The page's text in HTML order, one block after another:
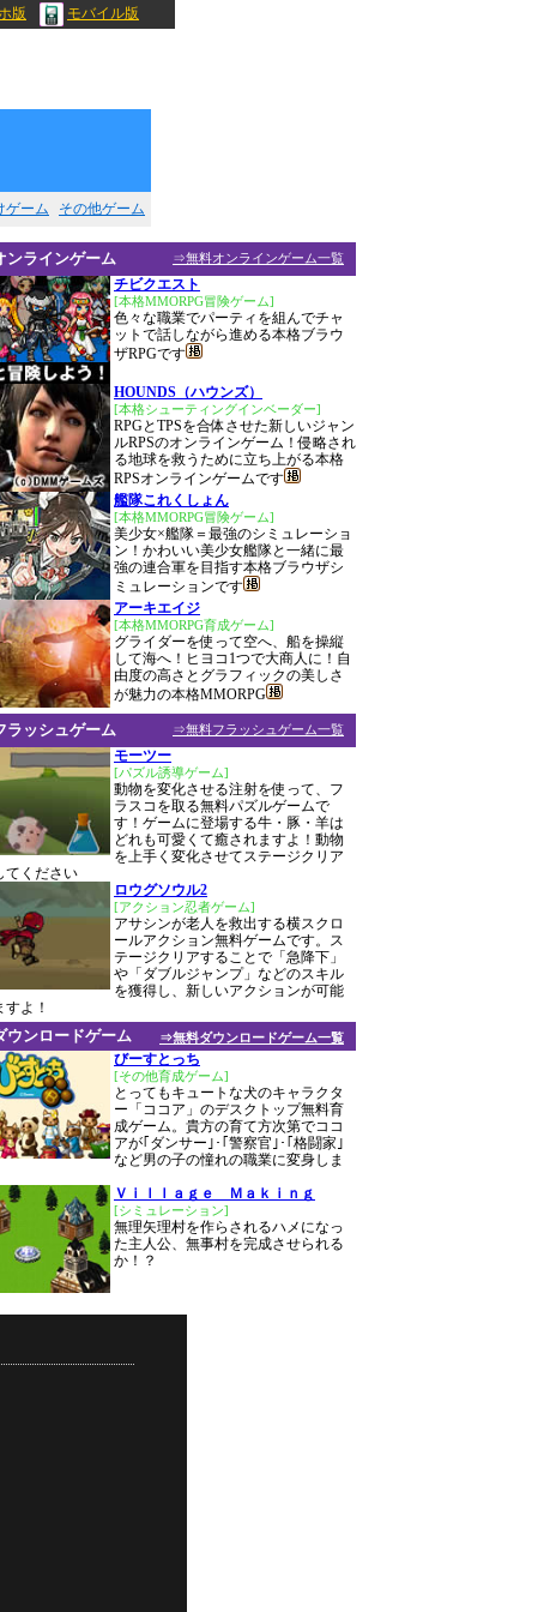
版 モバイル版
ゲーム その他ゲーム
⇒無料オンラインゲーム一覧
ンラインゲーム
チビクエスト
[本格MMORPG冒険ゲーム]
色々な職業でパーティを組んでチャ
ットで話しながら進める本格ブラウ
ザRPGです
HOUNDS（ハウンズ）
[本格シューティングインベーダー]
RPGとTPSを合体させた新しいジャン
ルRPSのオンラインゲーム！侵略され
る地球を救うために立ち上がる本格
RPSオンラインゲームです
艦隊これくしょん
[本格MMORPG冒険ゲーム]
美少女×艦隊＝最強のシミュレーショ
ン！かわいい美少女艦隊と一緒に最
強の連合軍を目指す本格ブラウザシ
ミュレーションです
アーキエイジ
[本格MMORPG育成ゲーム]
グライダーを使って空へ、船を操縦
して海へ！ヒヨコ1つで大商人に！自
由度の高さとグラフィックの美しさ
が魅力の本格MMORPG
⇒無料フラッシュゲーム一覧
ラッシュゲーム
モーツー
[パズル誘導ゲーム]
動物を変化させる注射を使って、フ
ラスコを取る無料パズルゲームで
す！ゲームに登場する牛・豚・羊は
どれも可愛くて癒されますよ！動物
を上手く変化させてステージクリア
てください
ロウグソウル2
[アクション忍者ゲーム]
アサシンが老人を救出する横スクロ
ールアクション無料ゲームです。ス
テージクリアすることで「急降下」
や「ダブルジャンプ」などのスキル
を獲得し、新しいアクションが可能
よ！
⇒無料ダウンロードゲーム一覧
ウンロードゲーム
びーすとっち
[その他育成ゲーム]
とってもキュートな犬のキャラクタ
ー「ココア」のデスクトップ無料育
成ゲーム。貴方の育て方次第でココ
アが｢ダンサー｣･｢警察官｣･｢格闘家｣
など男の子の憧れの職業に変身しま
Ｖｉｌｌａｇｅ Ｍａｋｉｎｇ
[シミュレーション]
無理矢理村を作らされるハメになっ
た主人公、無事村を完成させられる
か！？